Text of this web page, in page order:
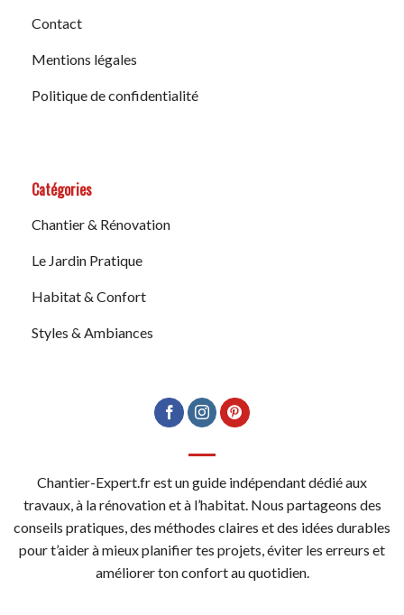
Contact
Mentions légales
Politique de confidentialité
Catégories
Chantier & Rénovation
Le Jardin Pratique
Habitat & Confort
Styles & Ambiances
Chantier-Expert.fr est un guide indépendant dédié aux
travaux, à la rénovation et à l’habitat. Nous partageons des
conseils pratiques, des méthodes claires et des idées durables
pour t’aider à mieux planifier tes projets, éviter les erreurs et
améliorer ton confort au quotidien.